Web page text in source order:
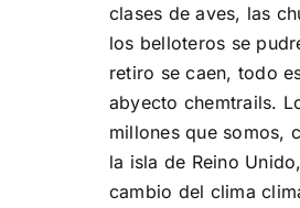
clases de aves, las
los belloteros se
retiro se caen, todo
abyecto chemtrails.
millones que somos,
la isla de Reino
cambio del clima